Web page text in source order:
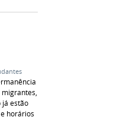
já estão
horários